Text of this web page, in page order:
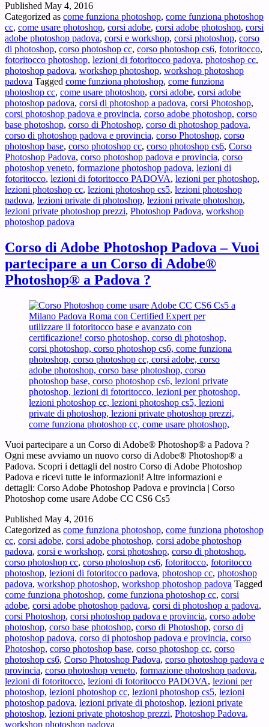
Padova
e
Provincia
–
Cerchi
un
Corso
di
Photoshop®
a
Padova
e
Provincia
?
Published May 4, 2016
Categorized as come funziona photoshop, come funziona photoshop
cc, come usare photoshop, corsi adobe, corsi adobe photoshop, corsi
adobe photoshop padova, corsi e workshop, corsi photoshop, corso
di photoshop, corso photoshop cc, corso photoshop cs6, fotoritocco,
fotoritocco photoshop, lezioni di fotoritocco padova, photoshop cc,
photoshop padova, workshop photoshop, workshop photoshop
padova Tagged come funziona photoshop, come funziona
photoshop cc, come usare photoshop, corsi adobe, corsi adobe
photoshop padova, corsi di photoshop a padova, corsi Photoshop,
corsi photoshop padova e provincia, corso adobe photoshop, corso
base photoshop, corso di Photoshop, corso di photoshop padova,
corso di photoshop padova e provincia, corso Photoshop, corso
photoshop base, corso photoshop cc, corso photoshop cs6, Corso
Photoshop Padova, corso photoshop padova e provincia, corso
photoshop veneto, formazione photoshop padova, lezioni di
fotoritocco, lezioni di fotoritocco PADOVA, lezioni per photoshop,
lezioni photoshop cc, lezioni photoshop cs5, lezioni photoshop
padova, lezioni private di photoshop, lezioni private photoshop,
lezioni private photoshop prezzi, Photoshop Padova, workshop
photoshop padova
Corso di Adobe Photoshop Padova – Vuoi
partecipare a un Corso di Adobe®
Photoshop® a Padova ?
Vuoi partecipare a un Corso di Adobe® Photoshop® a Padova ?
Ogni mese avviamo un nuovo corso di Adobe® Photoshop® a
Padova. Scopri i dettagli del nostro Corso di Adobe Photoshop
Padova e ricevi tutte le informazioni! Altre informazioni e
dettagli: Corso Adobe Photoshop Padova e provincia | Corso
Photoshop come usare Adobe CC CS6 Cs5
Published May 4, 2016
Categorized as come funziona photoshop, come funziona photoshop
cc, corsi adobe, corsi adobe photoshop, corsi adobe photoshop
padova, corsi e workshop, corsi photoshop, corso di photoshop,
corso photoshop cc, corso photoshop cs6, fotoritocco, fotoritocco
photoshop, lezioni di fotoritocco padova, photoshop cc, photoshop
padova, workshop photoshop, workshop photoshop padova Tagged
come funziona photoshop, come funziona photoshop cc, corsi
adobe, corsi adobe photoshop padova, corsi di photoshop a padova,
corsi Photoshop, corsi photoshop padova e provincia, corso adobe
photoshop, corso base photoshop, corso di Photoshop, corso di
photoshop padova, corso di photoshop padova e provincia, corso
Photoshop, corso photoshop base, corso photoshop cc, corso
photoshop cs6, Corso Photoshop Padova, corso photoshop padova e
provincia, corso photoshop veneto, formazione photoshop padova,
lezioni di fotoritocco, lezioni di fotoritocco PADOVA, lezioni per
photoshop, lezioni photoshop cc, lezioni photoshop cs5, lezioni
photoshop padova, lezioni private di photoshop, lezioni private
photoshop, lezioni private photoshop prezzi, Photoshop Padova,
workshop photoshop padova